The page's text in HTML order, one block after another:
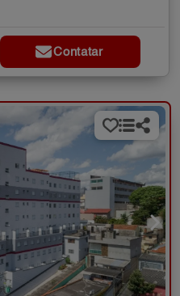
Contatar